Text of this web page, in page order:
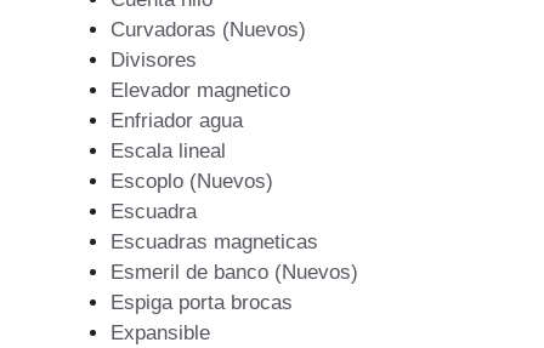
Curvadoras (Nuevos)
Divisores
Elevador magnetico
Enfriador agua
Escala lineal
Escoplo (Nuevos)
Escuadra
Escuadras magneticas
Esmeril de banco (Nuevos)
Espiga porta brocas
Expansible